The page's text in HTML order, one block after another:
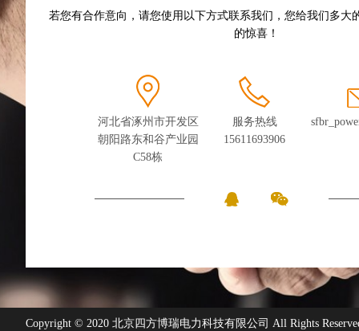
若您有合作意向，请您使用以下方式联系我们，您给我们多大
的惊喜！
河北省涿州市开发区
朝阳路东和谷产业园
C58栋
服务热线
15611693906
Copyright © 2020 北京四方博瑞电力科技有限公司 All Rights